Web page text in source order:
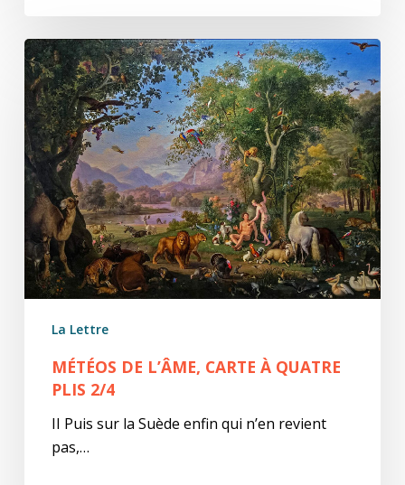
Météos
de
l’âme,
carte
à
quatre
plis
2/4
La Lettre
MÉTÉOS DE L’ÂME, CARTE À QUATRE
PLIS 2/4
II Puis sur la Suède enfin qui n’en revient
pas,…